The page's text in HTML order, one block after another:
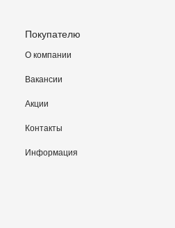
Покупателю
О компании
Вакансии
Акции
Контакты
Информация